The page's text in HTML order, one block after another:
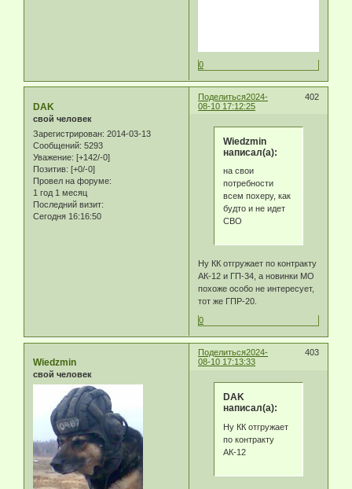
0
Поделиться 402
2024-
08-10 17:12:25
DAK
свой человек
Зарегистрирован: 2014-03-13
Сообщений: 5293
Уважение: [+142/-0]
Позитив: [+0/-0]
Провел на форуме:
1 год 1 месяц
Последний визит:
Сегодня 16:16:50
Wiedzmin
написал(а):
на свои
потребности
всем похеру, как
будто и не идет
СВО
Ну КК отгружает по контракту
АК-12 и ГП-34, а новинки МО
похоже особо не интересует,
тот же ГПР-20.
0
Поделиться 403
2024-
08-10 17:13:33
Wiedzmin
свой человек
DAK
написал(а):
Ну КК отгружает
по контракту
АК-12